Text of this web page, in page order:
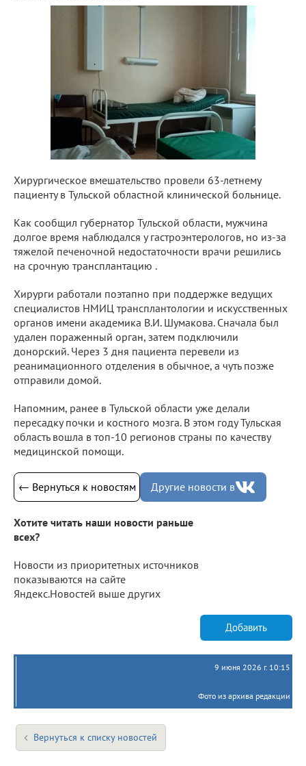
Хирургическое вмешательство провели 63-летнему
пациенту в Тульской областной клинической больнице.
Как сообщил губернатор Тульской области, мужчина
долгое время наблюдался у гастроэнтерологов, но из-за
тяжелой печеночной недостаточности врачи решились
на срочную трансплантацию .
Хирурги работали поэтапно при поддержке ведущих
специалистов НМИЦ трансплантологии и искусственных
органов имени академика В.И. Шумакова. Сначала был
удален пораженный орган, затем подключили
донорский. Через 3 дня пациента перевели из
реанимационного отделения в обычное, а чуть позже
отправили домой.
Напомним, ранее в Тульской области уже делали
пересадку почки и костного мозга. В этом году Тульская
область вошла в топ-10 регионов страны по качеству
медицинской помощи.
← Вернуться к новостям Другие новости в
Хотите читать наши новости раньше
всех?
Новости из приоритетных источников
показываются на сайте
Яндекс.Новостей выше других
Добавить
9 июня 2026 г. 10:15
Фото из архива редакции
Вернуться к списку новостей